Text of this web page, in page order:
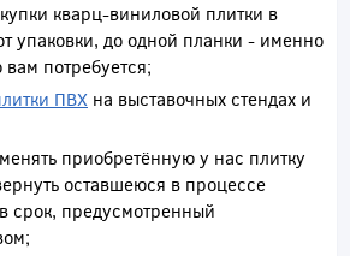
кварц-виниловой плитки в
упаковки, до одной планки - именно
вам потребуется;
ПВХ на выставочных стендах и
приобретённую у нас плитку
оставшеюся в процессе
срок, предусмотренный